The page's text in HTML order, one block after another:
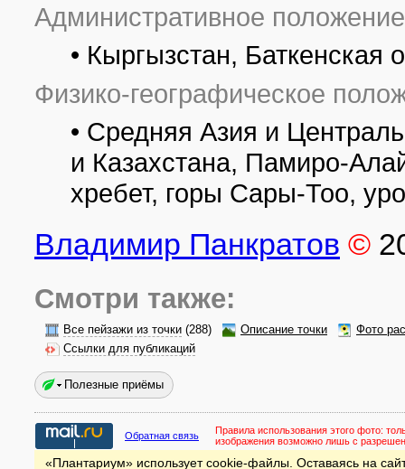
Административное
• Кыргызстан, Баткенская
Физико-географическое
• Средняя Азия и
и Казахстана, Памиро-
хребет, горы Сары-Тоо,
Владимир Панкратов ©
Смотри также:
Все пейзажи из точки (288) Описание точки
Фото
Ссылки для публикаций
Полезные приёмы
Обратная связь Правила использования этого фото:
изображения возможно лишь с
«Плантариум» использует cookie-файлы. Оставаясь на